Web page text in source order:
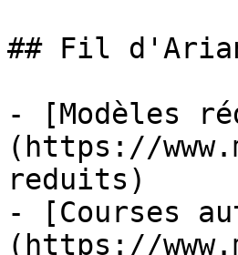
## Fil
- [Modèles
(https://
reduits)
- [Courses
(https://